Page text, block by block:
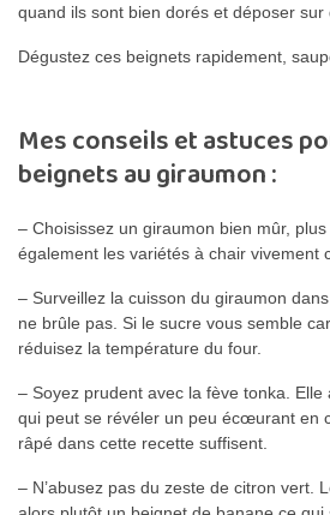
quand ils sont bien dorés et déposer sur
Dégustez ces beignets rapidement,
Mes conseils et astuces
beignets au giraumon :
– Choisissez un giraumon bien mûr,
également les variétés à chair vivement
– Surveillez la cuisson du giraumon
ne brûle pas. Si le sucre vous semble
réduisez la température du four.
– Soyez prudent avec la fève tonka. Elle
qui peut se révéler un peu écœurant en
râpé dans cette recette suffisent.
– N’abusez pas du zeste de citron vert.